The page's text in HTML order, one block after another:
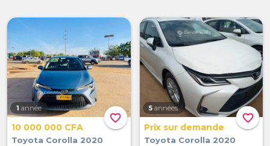
favorite_border
1 année
10 000 000 CFA
Toyota Corolla 2020
favorite_border
5 années
Prix sur demande
Toyota Corolla 2020